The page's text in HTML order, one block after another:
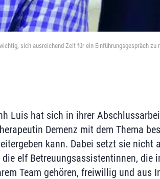
sich ausreichend Zeit für ein Einführungsgespräch zu
Luis hat sich in ihrer
Demenz mit dem Thema
kann. Dabei setzt sie nicht
elf Betreuungsassistentinnen, die
Team gehören, freiwillig und aus